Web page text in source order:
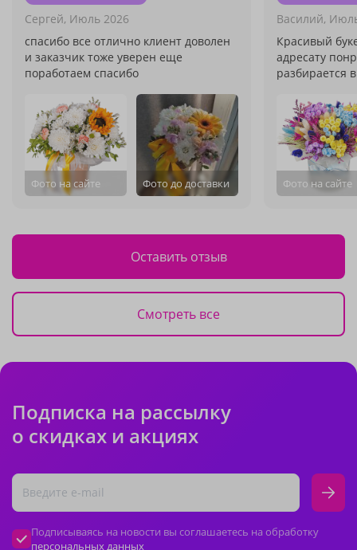
Сергей, Июль 2026
спасибо все отлично клиент доволен
и заказчик тоже уверен еще
поработаем спасибо
Фото на сайте Фото до доставки
Василий,
Красивый
адресату
разбирается
Фото на сайте
Оставить отзыв
Смотреть все
Подписка на рассылку
о скидках и акциях
Подписываясь на новости вы соглашаетесь на обработку
персональных данных